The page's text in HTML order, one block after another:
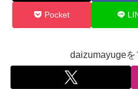
Pocket
daizumayugeを